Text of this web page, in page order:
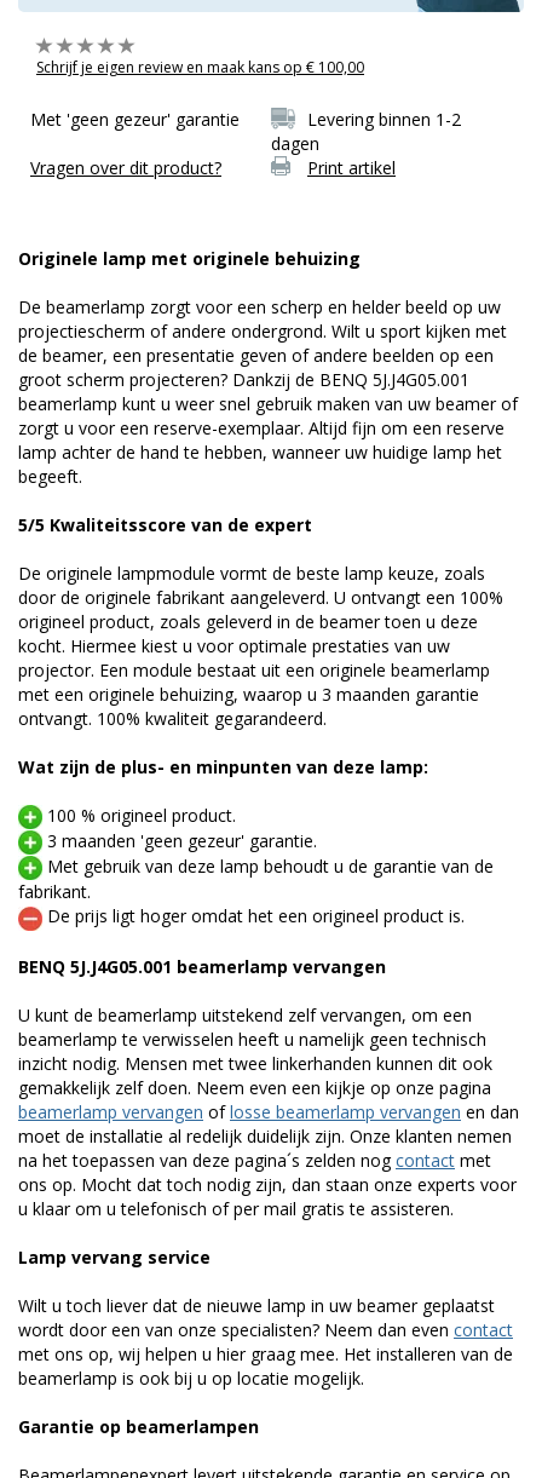
Schrijf je eigen review en maak kans op € 100,00
Met 'geen gezeur' garantie
Levering binnen 1-2
dagen
Vragen over dit product?
Print artikel
Originele lamp met originele behuizing
De beamerlamp zorgt voor een scherp en helder beeld op uw
projectiescherm of andere ondergrond. Wilt u sport kijken met
de beamer, een presentatie geven of andere beelden op een
groot scherm projecteren? Dankzij de BENQ 5J.J4G05.001
beamerlamp kunt u weer snel gebruik maken van uw beamer of
zorgt u voor een reserve-exemplaar. Altijd fijn om een reserve
lamp achter de hand te hebben, wanneer uw huidige lamp het
begeeft.
5/5 Kwaliteitsscore van de expert
De originele lampmodule vormt de beste lamp keuze, zoals
door de originele fabrikant aangeleverd. U ontvangt een 100%
origineel product, zoals geleverd in de beamer toen u deze
kocht. Hiermee kiest u voor optimale prestaties van uw
projector. Een module bestaat uit een originele beamerlamp
met een originele behuizing, waarop u 3 maanden garantie
ontvangt. 100% kwaliteit gegarandeerd.
Wat zijn de plus- en minpunten van deze lamp:
100 % origineel product.
3 maanden 'geen gezeur' garantie.
Met gebruik van deze lamp behoudt u de garantie van de
fabrikant.
De prijs ligt hoger omdat het een origineel product is.
BENQ 5J.J4G05.001 beamerlamp vervangen
U kunt de beamerlamp uitstekend zelf vervangen, om een
beamerlamp te verwisselen heeft u namelijk geen technisch
inzicht nodig. Mensen met twee linkerhanden kunnen dit ook
gemakkelijk zelf doen. Neem even een kijkje op onze pagina
beamerlamp vervangen oflosse beamerlamp vervangen en dan
moet de installatie al redelijk duidelijk zijn. Onze klanten nemen
na het toepassen van deze pagina´s zelden nogcontact met
ons op. Mocht dat toch nodig zijn, dan staan onze experts voor
u klaar om u telefonisch of per mail gratis te assisteren.
Lamp vervang service
Wilt u toch liever dat de nieuwe lamp in uw beamer geplaatst
wordt door een van onze specialisten? Neem dan even contact
met ons op, wij helpen u hier graag mee. Het installeren van de
beamerlamp is ook bij u op locatie mogelijk.
Garantie op beamerlampen